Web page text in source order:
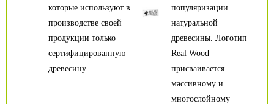
которые используют в
производстве своей
продукции только
сертифицированную
древесину.
популяризации
натуральной
древесины. Логотип
Real Wood
присваивается
массивному и
многослойному